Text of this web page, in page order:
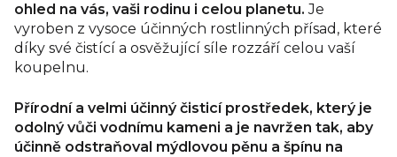
ohled na vás, vaši rodinu i celou planetu. Je
vyroben z vysoce účinných rostlinných přísad, které
díky své čistící a osvěžující síle rozzáří celou vaší
koupelnu.
Přírodní a velmi účinný čisticí prostředek, který je
odolný vůči vodnímu kameni a je navržen tak, aby
účinně odstraňoval mýdlovou pěnu a špínu na